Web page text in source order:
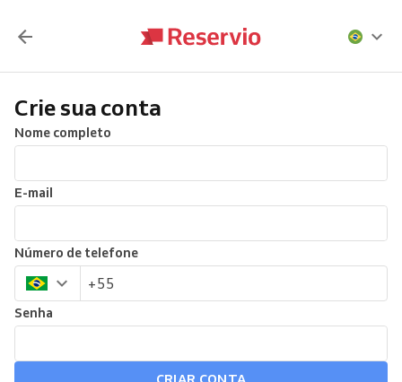
Crie sua conta
Nome completo
E-mail
Número de telefone
Senha